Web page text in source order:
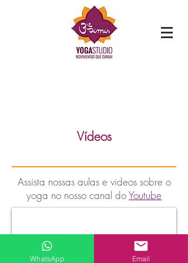
Assista nossas aulas e videos sobre o
yoga no nosso canal doYoutube
Vídeos
WhatsApp Email